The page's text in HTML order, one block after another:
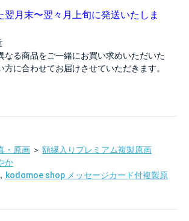
翌月末〜翌々月上旬に発送いたしま
なる商品をご一緒にお買い求めいただいた
方に合わせてお届けさせていただきます。
・原画 ＞ 額縁入りプレミアム複製原画
か
， kodomoe shop メッセージカード付複製原